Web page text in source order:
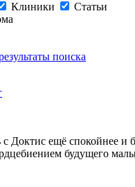
Клиники
Статьи
поиска
с Доктис ещё спокойнее и
будущего